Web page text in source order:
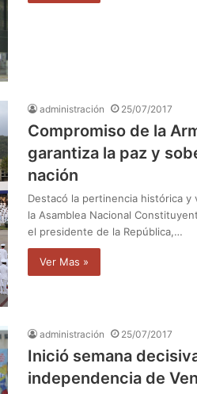
administración 25/07/2017
Compromiso de la
garantiza la paz y
nación
Destacó la pertinencia histórica y
la Asamblea Nacional
el presidente de la República,…
Ver Mas »
administración 25/07/2017
Inició semana
independencia de